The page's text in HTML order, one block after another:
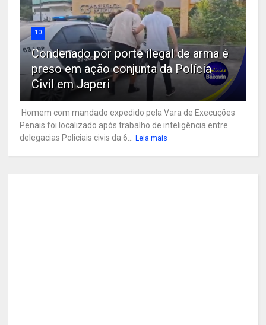
10
Condenado por porte ilegal de arma é
preso em ação conjunta da Polícia
Civil em Japeri
Homem com mandado expedido pela Vara de Execuções
Penais foi localizado após trabalho de inteligência entre
delegacias Policiais civis da 6...
Leia mais